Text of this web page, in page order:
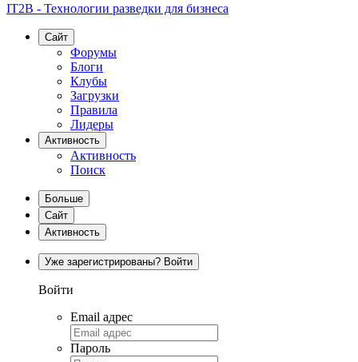
IT2B - Технологии разведки для бизнеса
Сайт
Форумы
Блоги
Клубы
Загрузки
Правила
Лидеры
Активность
Активность
Поиск
Больше
Сайт
Активность
Уже зарегистрированы? Войти
Войти
Email адрес
Пароль